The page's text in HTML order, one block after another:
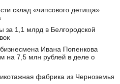
склад «чипсового детища»
за 1,1 млрд в Белгородской
Ивана Попенкова
на 7,5 млн рублей в деле о
фабрика из Черноземья